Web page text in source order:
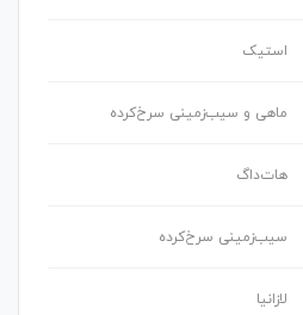
استیک
ماهی و سیب‌زمینی سرخ‌کرده
هات‌داگ
سیب‌زمینی سرخ‌کرده
لازانیا